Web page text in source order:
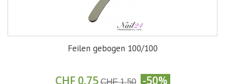
Feilen gebogen 100/100
CHF 0.75 CHF 1.50 -50%